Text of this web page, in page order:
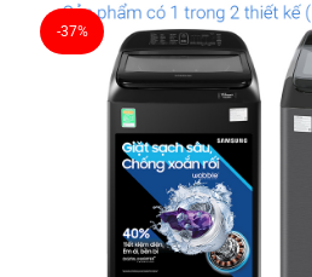
-37%